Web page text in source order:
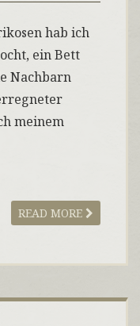
hab ich
ein Bett
Nachbarn
meinem
READ MORE